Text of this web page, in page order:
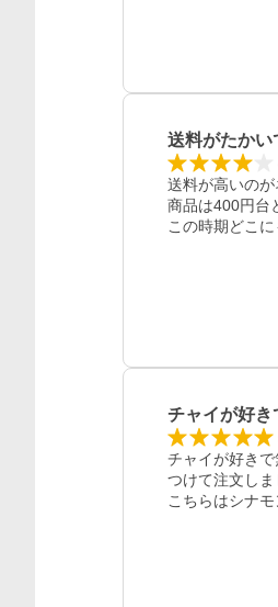
送料がたかい
送料が高いのが
商品は400円台
この時期どこ
チャイが好
チャイが好き
つけて注文しま
こちらはシナ